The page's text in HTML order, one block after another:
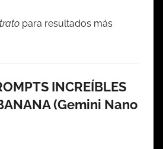
para resultados más
INCREÍBLES
(Gemini Nano